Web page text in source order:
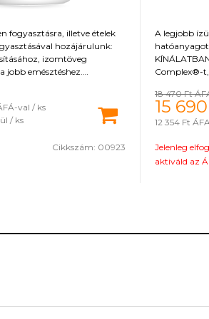
fogyasztásra, illetve ételek
hozájárulunk:
izomtöveg
jobb emésztéshez.
réz, szelén, cink, foszfor,
6 zsírsavak, folsav,
B és E.
val / ks
/ ks
Cikkszám: 00923
A legjobb
hatóanyagot
Complex®-
7 Digest
tápanyagok
az
18 470 Ft
15 690
12 354 Ft
Jelenleg
aktiváld az